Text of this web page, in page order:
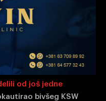
od još jedne
bivšeg KSW